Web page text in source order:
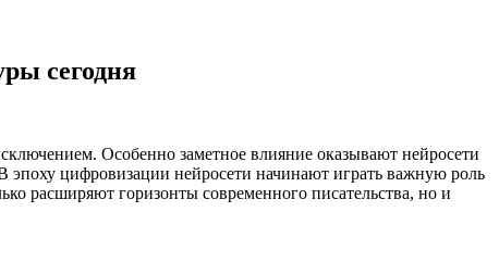
сегодня
Особенно заметное влияние оказывают нейросети
цифровизации нейросети начинают играть важную роль
расширяют горизонты современного писательства, но и